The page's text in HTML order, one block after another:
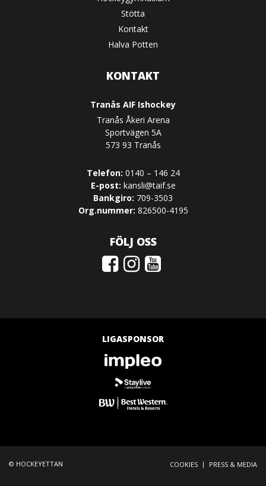
Stötta
Kontakt
Halva Potten
KONTAKT
Tranås AIF Ishockey
Tranås Åkeri Arena
Sportvägen 5A
573 93 Tranås
Telefon: 0140 – 146 24
E-post: kansli@taif.se
Bankgiro: 709-3503
Org.nummer: 826500-4195
FÖLJ OSS
LIGASPONSOR
© HOCKEYETTAN COOKIES | PRESS & MEDIA